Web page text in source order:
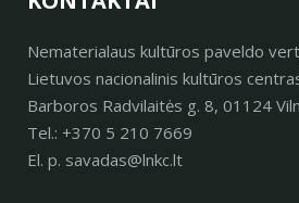
Nematerialaus kultūros paveldo
Lietuvos nacionalinis kultūros
Barboros Radvilaitės g. 8, 01124
Tel.: +370 5 210 7669
El. p. savadas@lnkc.lt